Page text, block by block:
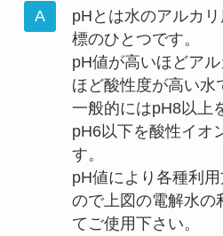
pHとは水のアルカ
標のひとつです。
pH値が高いほどア
ほど酸性度が高い水
一般的にはpH8以上
pH6以下を酸性イオ
す。
pH値により各種利
ので上図の電解水の
てご使用下さい。